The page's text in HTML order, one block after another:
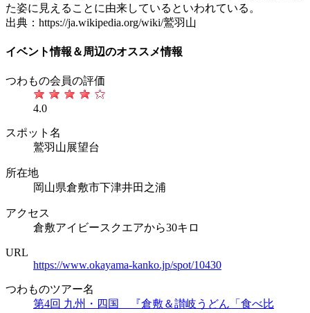
た姿に見えることに由来しているといわれている。
出典：https://ja.wikipedia.org/wiki/鷲羽山
イベント情報＆周辺のオススメ情報
つわもの会員の評価
4.0
スポット名
鷲羽山展望台
所在地
岡山県倉敷市下津井田之浦
アクセス
倉敷アイビースクエアから30キロ
URL
https://www.okayama-kanko.jp/spot/10430
つわものツアー名
第4回 九州・四国 『倉敷＆讃岐うどん「食べ比